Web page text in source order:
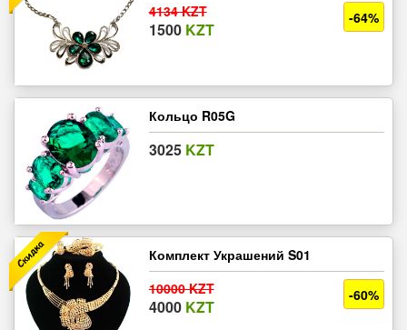
4134 KZT
1500 KZT
-64%
Кольцо R05G
3025 KZT
Комплект Украшений S01
10000 KZT
4000 KZT
-60%